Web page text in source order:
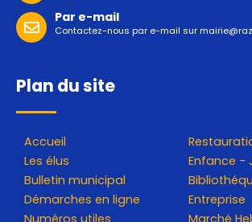
Par e-mail
Contactez-nous par e-mail sur
Plan du site
Accueil
Les élus
Bulletin municipal
Démarches en ligne
Enfance -
Entreprise